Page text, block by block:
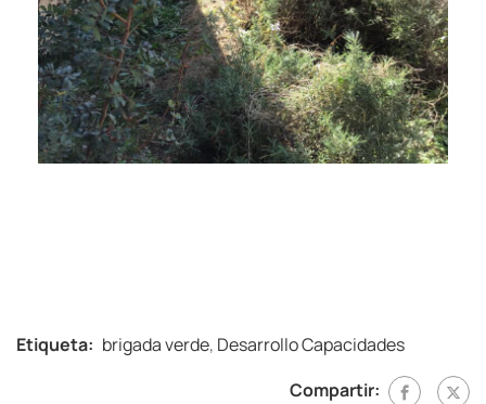
Etiqueta: brigada verde, Desarrollo Capacidades
Compartir: